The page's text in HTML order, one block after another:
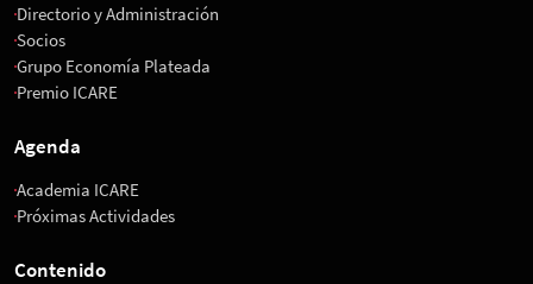
Directorio y Administración
Socios
Grupo Economía Plateada
Premio ICARE
Agenda
Academia ICARE
Próximas Actividades
Contenido